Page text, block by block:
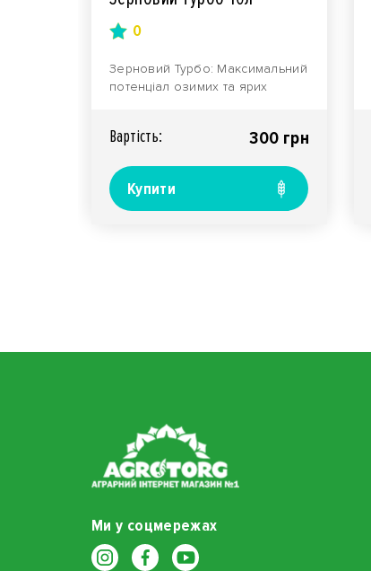
0
Зерновий Турбо: Максимальний
потенціал озимих та ярих
Вартiсть: 300 грн
Купити
Ми у соцмережах